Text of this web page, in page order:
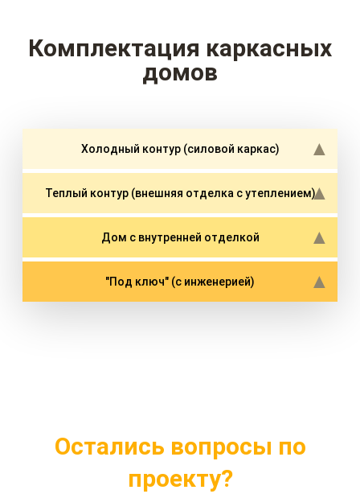
Комплектация каркасных
домов
Холодный контур (силовой каркас)
Теплый контур (внешняя отделка с утеплением)
Дом с внутренней отделкой
"Под ключ" (с инженерией)
Остались вопросы по
проекту?